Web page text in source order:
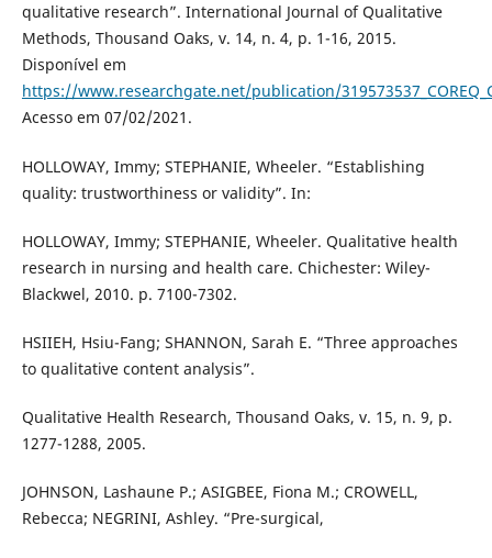
qualitative research”. International Journal of Qualitative
Methods, Thousand Oaks, v. 14, n. 4, p. 1-16, 2015.
Disponível em
https://www.researchgate.net/publication/
Acesso em 07/02/2021.
HOLLOWAY, Immy; STEPHANIE, Wheeler. “Establishing
quality: trustworthiness or validity”. In:
HOLLOWAY, Immy; STEPHANIE, Wheeler. Qualitative health
research in nursing and health care. Chichester: Wiley-
Blackwel, 2010. p. 7100-7302.
HSIIEH, Hsiu-Fang; SHANNON, Sarah E. “Three approaches
to qualitative content analysis”.
Qualitative Health Research, Thousand Oaks, v. 15, n. 9, p.
1277-1288, 2005.
JOHNSON, Lashaune P.; ASIGBEE, Fiona M.; CROWELL,
Rebecca; NEGRINI, Ashley. “Pre-surgical,